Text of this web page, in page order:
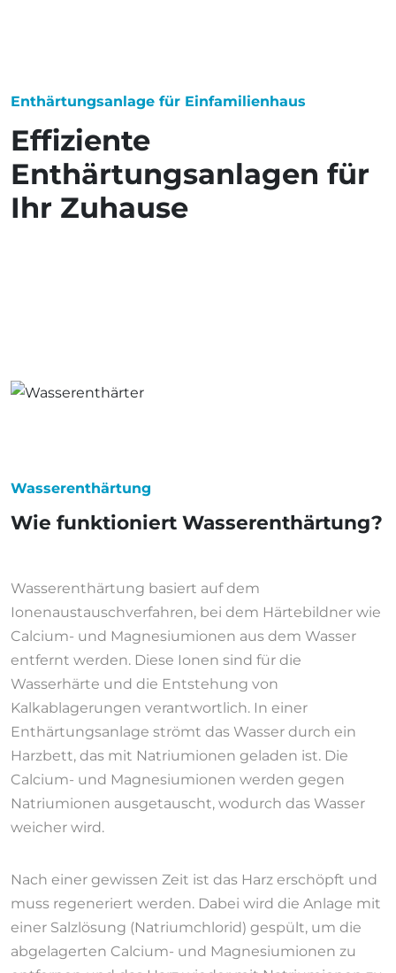
Enthärtungsanlage für Einfamilienhaus
Effiziente
Enthärtungsanlagen für
Ihr Zuhause
Wasserenthärtung
Wie funktioniert Wasserenthärtung?
Wasserenthärtung basiert auf dem
Ionenaustauschverfahren, bei dem Härtebildner wie
Calcium- und Magnesiumionen aus dem Wasser
entfernt werden. Diese Ionen sind für die
Wasserhärte und die Entstehung von
Kalkablagerungen verantwortlich. In einer
Enthärtungsanlage strömt das Wasser durch ein
Harzbett, das mit Natriumionen geladen ist. Die
Calcium- und Magnesiumionen werden gegen
Natriumionen ausgetauscht, wodurch das Wasser
weicher wird.
Nach einer gewissen Zeit ist das Harz erschöpft und
muss regeneriert werden. Dabei wird die Anlage mit
einer Salzlösung (Natriumchlorid) gespült, um die
abgelagerten Calcium- und Magnesiumionen zu